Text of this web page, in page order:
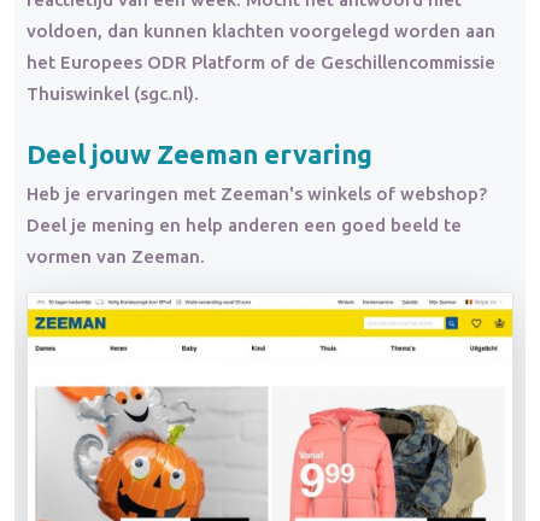
voldoen, dan kunnen klachten voorgelegd worden aan
het Europees ODR Platform of de Geschillencommissie
Thuiswinkel (sgc.nl).
Deel jouw Zeeman ervaring
Heb je ervaringen met Zeeman's winkels of webshop?
Deel je mening en help anderen een goed beeld te
vormen van Zeeman.